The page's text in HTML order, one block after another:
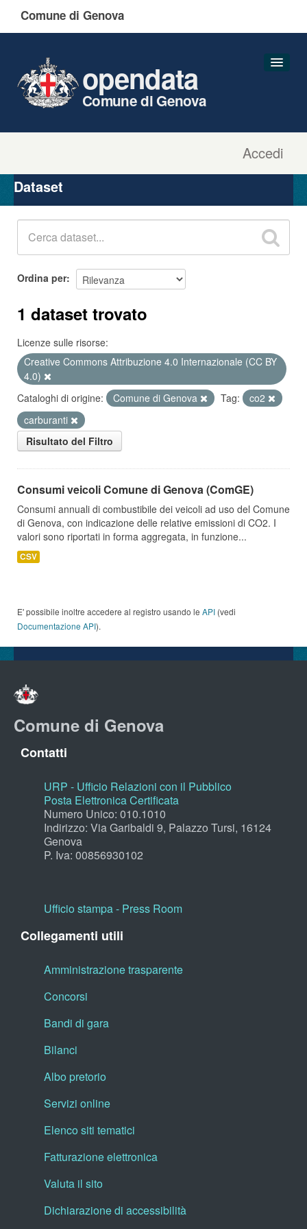
Comune di Genova
Accedi
opendata
Comune di Genova
Organizzazioni
Gruppi
Dataset
Ordina per
1 dataset trovato
Licenze sulle risorse:
Creative Commons Attribuzione 4.0 Internazionale (CC BY
4.0)
Cataloghi di origine:
Comune di Genova Tag:
co2
carburanti
Risultato del Filtro
Consumi veicoli Comune di Genova (ComGE)
Consumi annuali di combustibile dei veicoli ad uso del Comune
di Genova, con indicazione delle relative emissioni di CO2. I
valori sono riportati in forma aggregata, in funzione...
CSV
E' possibile inoltre accedere al registro usando le API (vedi
Documentazione API).
Comune di Genova
Contatti
URP - Ufficio Relazioni con il Pubblico
Posta Elettronica Certificata
Numero Unico: 010.1010
Indirizzo: Via Garibaldi 9, Palazzo Tursi, 16124
Genova
P. Iva: 00856930102
Ufficio stampa - Press Room
Collegamenti utili
Amministrazione trasparente
Concorsi
Bandi di gara
Bilanci
Albo pretorio
Servizi online
Elenco siti tematici
Fatturazione elettronica
Valuta il sito
Dichiarazione di accessibilità